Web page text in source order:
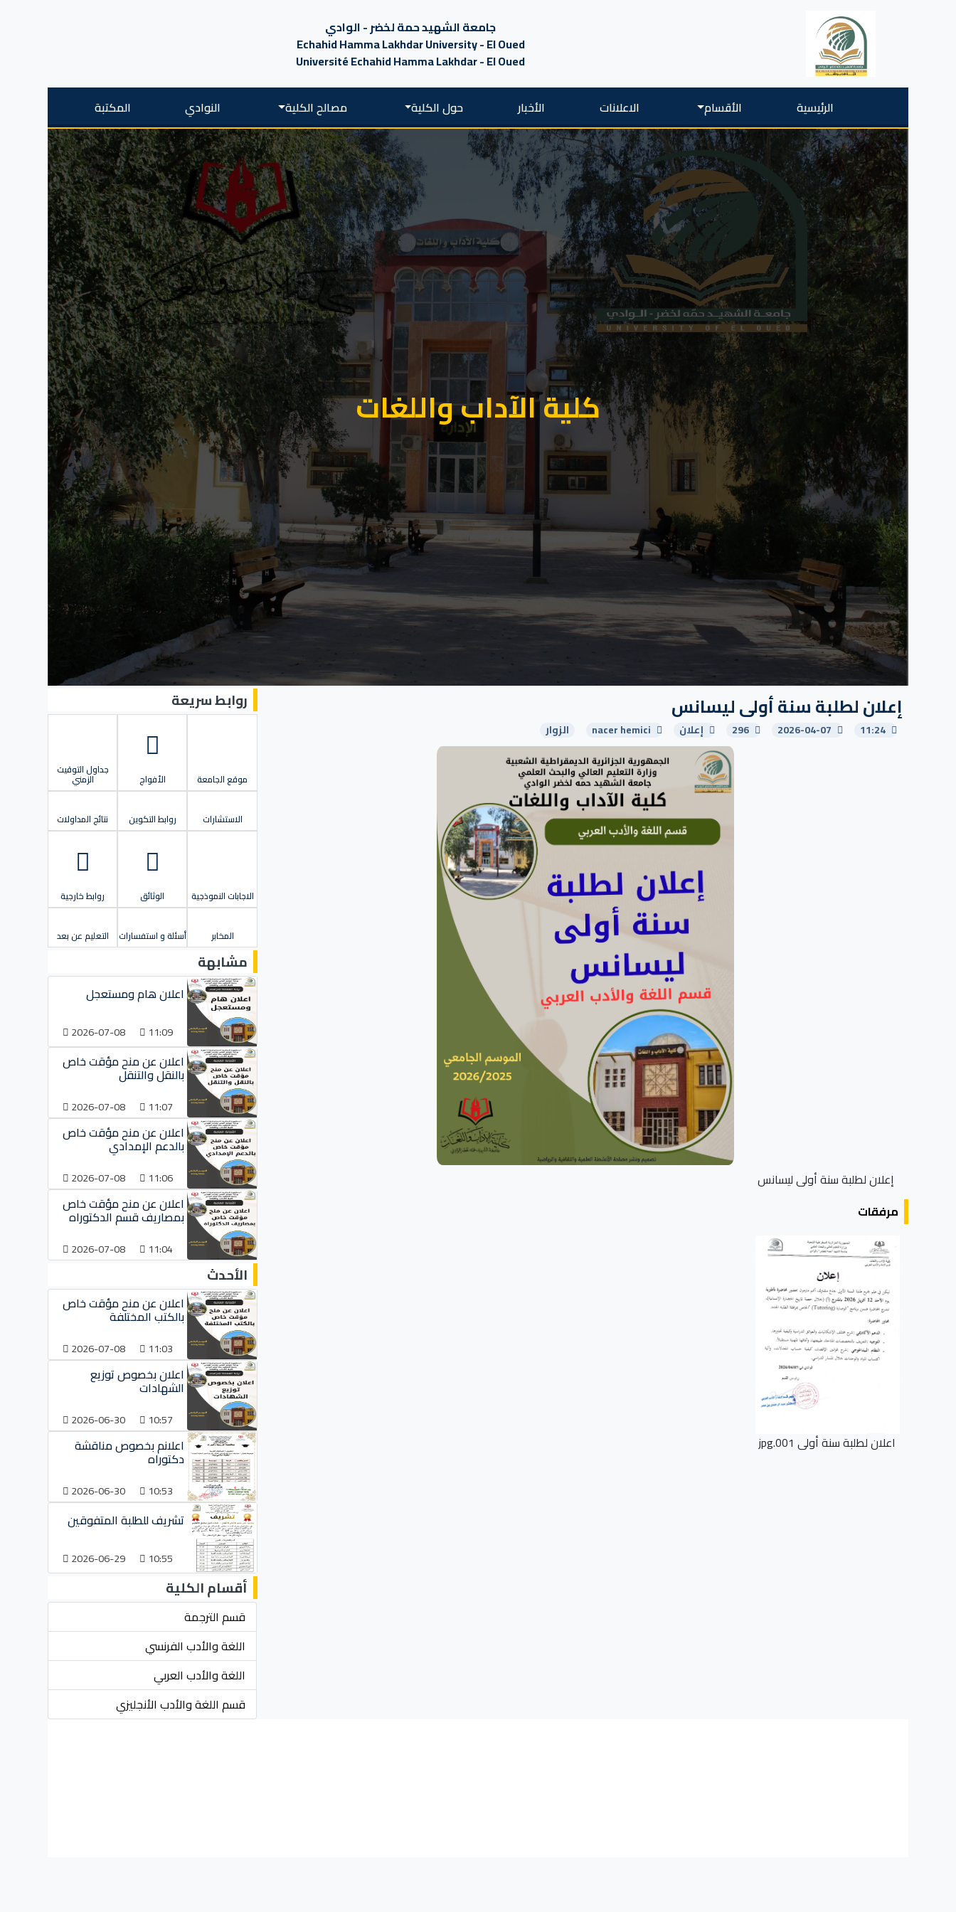
جامعة الشهيد حمة لخضر - الوادي
Echahid Hamma Lakhdar University - El Oued
Université Echahid Hamma Lakhdar - El Oued
الرئيسية الأقسام الاعلانات الأخبار حول الكلية مصالح الكلية النوادي المكتبة
كلية الآداب واللغات
إعلان لطلبة سنة أولى ليسانس
11:24
2026-04-07
296 إعلان nacer hemici الزوار
إعلان لطلبة سنة أولى ليسانس
مرفقات
اعلان لطلبة سنة أولى 001.jpg
روابط سريعة
موقع الجامعة الأفواج
جداول التوقيت
الزمني
الاستشارات روابط التكوين نتائج المداولات
الاجابات النموذجية الوثائق روابط خارجية
المخابر أسئلة و استفسارات التعليم عن بعد
مشابهة
اعلان هام ومستعجل
11:09
2026-07-08
اعلان عن منح مؤقت خاص
بالنقل والتنقل
11:07
2026-07-08
اعلان عن منح مؤقت خاص
بالدعم الإمدادي
11:06
2026-07-08
اعلان عن منح مؤقت خاص
بمصاريف قسم الدكتوراه
11:04
2026-07-08
الأحدث
اعلان عن منح مؤقت خاص
بالكتب المختلفة
11:03
2026-07-08
اعلان بخصوص توزيع
الشهادات
10:57
2026-06-30
اعلانم بخصوص مناقشة
دكتوراه
10:53
2026-06-30
تشريف للطلبة المتفوقين
10:55
2026-06-29
أقسام الكلية
قسم الترجمة
اللغة والأدب الفرنسي
اللغة والأدب العربي
قسم اللغة والأدب الأنجليزي